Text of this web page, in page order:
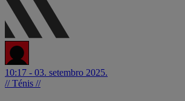
10:17 - 03. setembro 2025.
// Ténis //